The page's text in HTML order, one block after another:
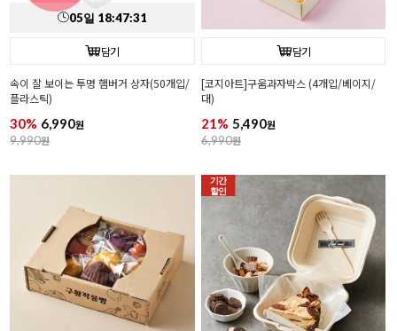
05일 18:47:30
담기
속이 잘 보이는 투명 햄버거 상자(50개입/
플라스틱)
30% 6,990원
9,990원
담기
[코지아트]구움과자박스 (4개입/베이지/
대)
21% 5,490원
6,990원
기간
할인